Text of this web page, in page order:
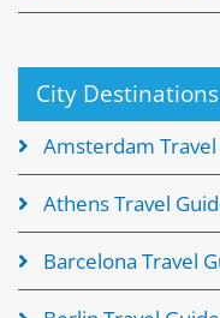
City Destinations
Amsterdam Travel
Athens Travel
Barcelona Travel